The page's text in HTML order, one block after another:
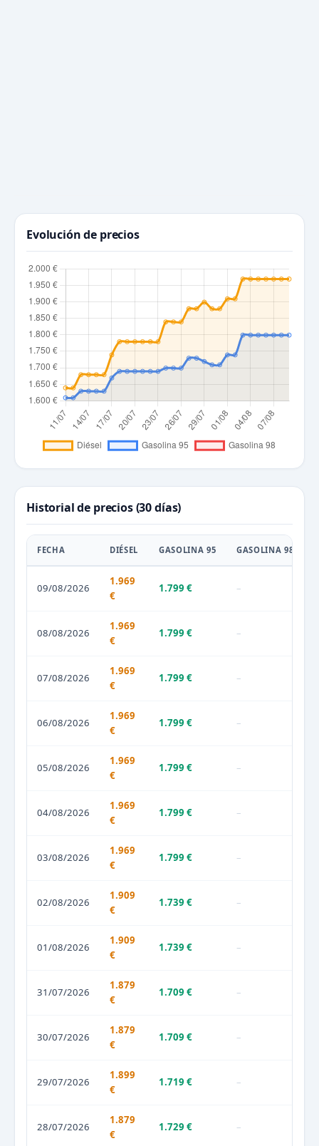
Evolución de precios
Historial de precios (30 días)
FECHA DIÉSEL GASOLINA 95 GASOLINA 98
09/08/2026
1.969
€
1.799 € –
08/08/2026
1.969
€
1.799 € –
07/08/2026
1.969
€
1.799 € –
06/08/2026
1.969
€
1.799 € –
05/08/2026
1.969
€
1.799 € –
04/08/2026
1.969
€
1.799 € –
03/08/2026
1.969
€
1.799 € –
02/08/2026
1.909
€
1.739 € –
01/08/2026
1.909
€
1.739 € –
31/07/2026
1.879
€
1.709 € –
30/07/2026
1.879
€
1.709 € –
29/07/2026
1.899
€
1.719 € –
28/07/2026
1.879
€
1.729 € –